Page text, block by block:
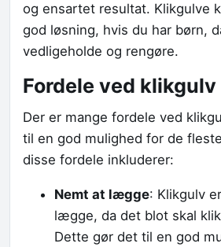
og ensartet resultat. Klikgulve
god løsning, hvis du har børn,
vedligeholde og rengøre.
Fordele ved klikgulv
Der er mange fordele ved
til en god mulighed for de
disse fordele inkluderer:
Nemt at lægge: Klikgulv
lægge, da det blot skal
Dette gør det til en god